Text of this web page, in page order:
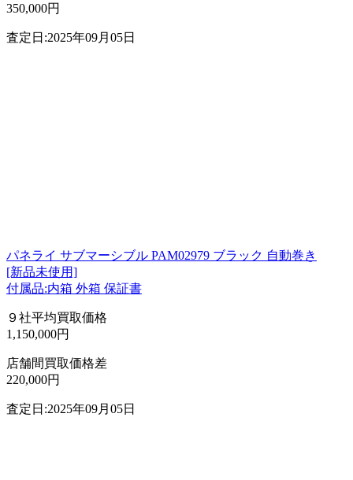
350,000円
査定日:2025年09月05日
パネライ サブマーシブル PAM02979 ブラック 自動巻き
[新品未使用]
付属品:内箱 外箱 保証書
９社平均買取価格
1,150,000円
店舗間買取価格差
220,000円
査定日:2025年09月05日